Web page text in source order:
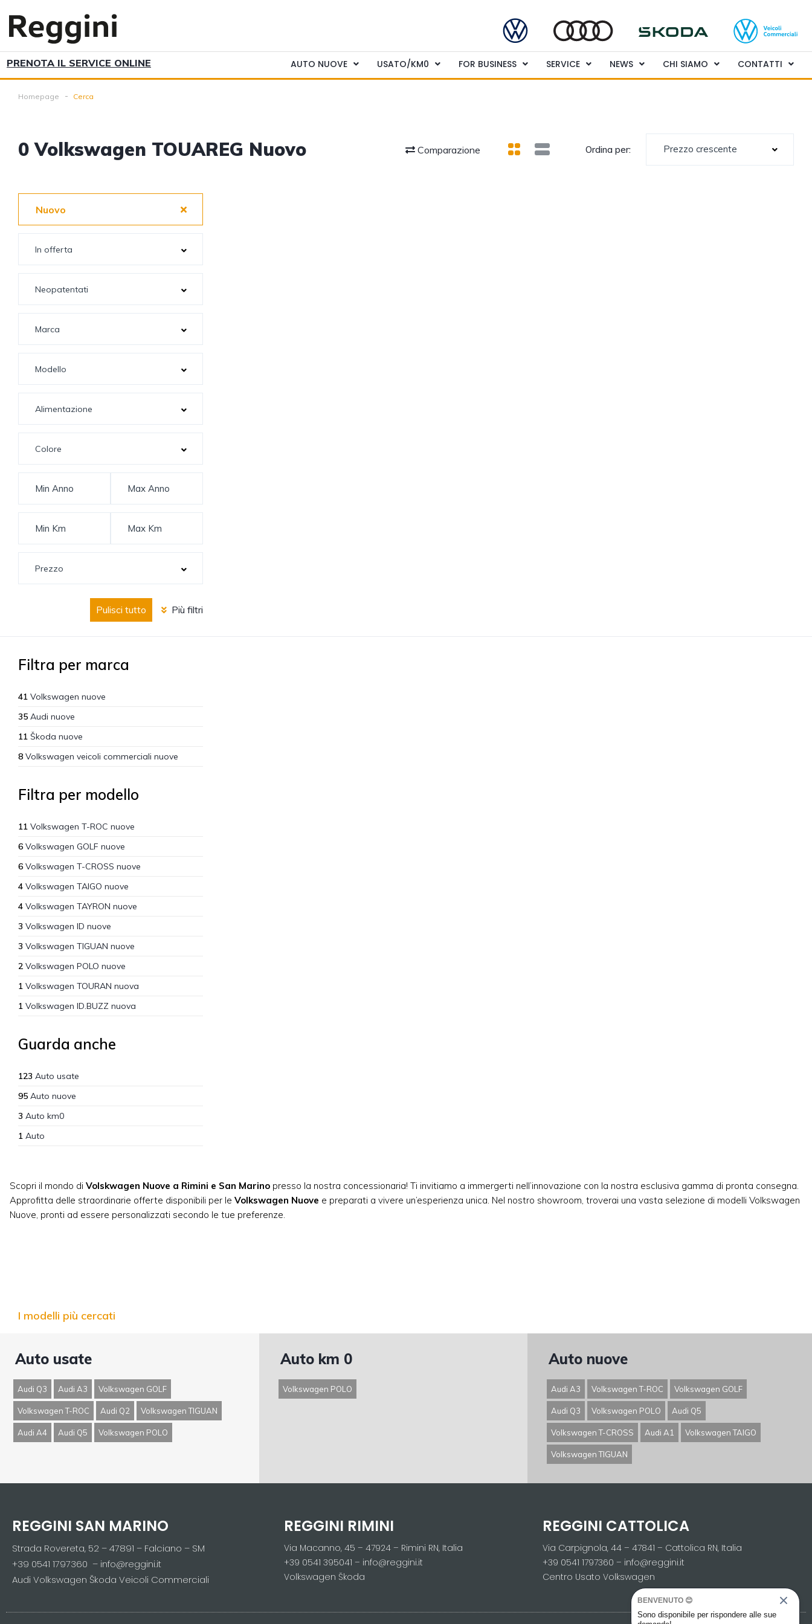
PRENOTA IL SERVICE ONLINE AUTO NUOVE USATO/KM0 FOR BUSINESS SERVICE NEWS CHI SIAMO CONTATTI
Homepage Cerca
0Volkswagen TOUAREG Nuovo Comparazione Ordina per: Prezzo crescente
Nuovo
Pulisci tutto Più filtri
Filtra per marca
41 Volkswagen nuove
35 Audi nuove
11 Škoda nuove
8 Volkswagen veicoli commerciali nuove
Filtra per modello
11 Volkswagen T-ROC nuove
6 Volkswagen GOLF nuove
6 Volkswagen T-CROSS nuove
4 Volkswagen TAIGO nuove
4 Volkswagen TAYRON nuove
3 Volkswagen ID nuove
3 Volkswagen TIGUAN nuove
2 Volkswagen POLO nuove
1 Volkswagen TOURAN nuova
1 Volkswagen ID.BUZZ nuova
Guarda anche
123 Auto usate
95 Auto nuove
3 Auto km0
1 Auto
Scopri il mondo di Volskwagen Nuove a Rimini e San Marino presso la nostra concessionaria! Ti invitiamo a immergerti nell’innovazione con la nostra esclusiva gamma di pronta consegna.
Approfitta delle straordinarie offerte disponibili per le Volkswagen Nuove e preparati a vivere un’esperienza unica. Nel nostro showroom, troverai una vasta selezione di modelli Volkswagen
Nuove, pronti ad essere personalizzati secondo le tue preferenze.
I modelli più cercati
Auto usate
Audi Q3 Audi A3 Volkswagen GOLF
Volkswagen T-ROC Audi Q2 Volkswagen TIGUAN
Audi A4 Audi Q5 Volkswagen POLO
Auto km 0
Volkswagen POLO
Auto nuove
Audi A3 Volkswagen T-ROC Volkswagen GOLF
Audi Q3 Volkswagen POLO Audi Q5
Volkswagen T-CROSS Audi A1 Volkswagen TAIGO
Volkswagen TIGUAN
REGGINI SAN MARINO
Strada Rovereta, 52 – 47891 – Falciano – SM
+39 0541 1797360 – info@reggini.it
Audi Volkswagen Škoda Veicoli Commerciali
REGGINI RIMINI
Via Macanno, 45 – 47924 – Rimini RN, Italia
+39 0541 395041 – info@reggini.it
Volkswagen Škoda
REGGINI CATTOLICA
Via Carpignola, 44 – 47841 – Cattolica RN, Italia
+39 0541 1797360 – info@reggini.it
Centro Usato Volkswagen
BENVENUTO 😊
Sono disponibile per rispondere alle sue